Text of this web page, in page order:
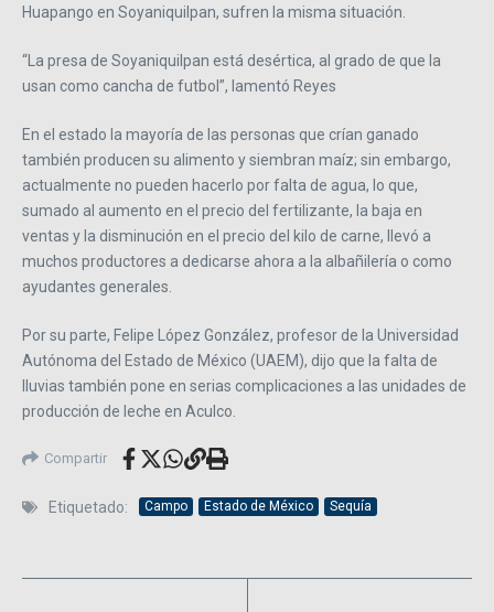
Huapango en Soyaniquilpan, sufren la misma situación.
“La presa de Soyaniquilpan está desértica, al grado de que la
usan como cancha de futbol”, lamentó Reyes
En el estado la mayoría de las personas que crían ganado
también producen su alimento y siembran maíz; sin embargo,
actualmente no pueden hacerlo por falta de agua, lo que,
sumado al aumento en el precio del fertilizante, la baja en
ventas y la disminución en el precio del kilo de carne, llevó a
muchos productores a dedicarse ahora a la albañilería o como
ayudantes generales.
Por su parte, Felipe López González, profesor de la Universidad
Autónoma del Estado de México (UAEM), dijo que la falta de
lluvias también pone en serias complicaciones a las unidades de
producción de leche en Aculco.
Compartir
Etiquetado: Campo Estado de México Sequía